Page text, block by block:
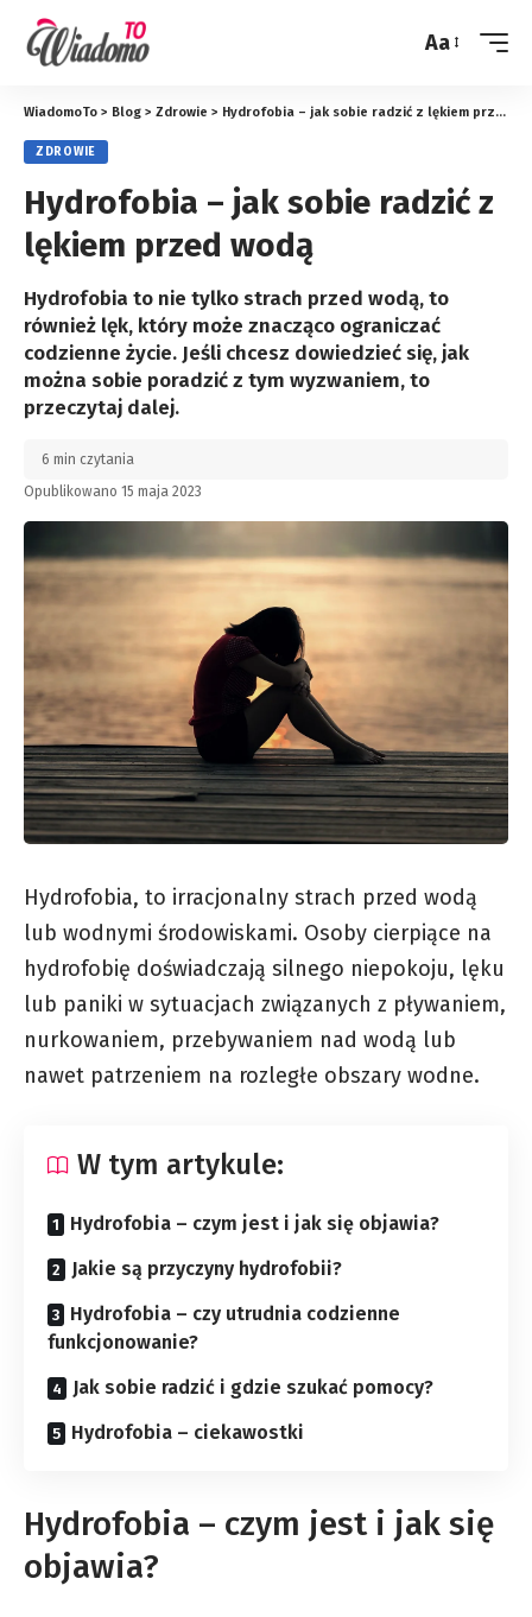
Zmień
Aa
WiadomoTo > Blog > Zdrowie > Hydrofobia – jak sobie radzić z lękiem przed wodą
ZDROWIE
Hydrofobia – jak sobie radzić z
lękiem przed wodą
Hydrofobia to nie tylko strach przed wodą, to
również lęk, który może znacząco ograniczać
codzienne życie. Jeśli chcesz dowiedzieć się, jak
można sobie poradzić z tym wyzwaniem, to
przeczytaj dalej.
Opublikowano 15 maja 2023
6 min czytania
Hydrofobia, to irracjonalny strach przed wodą
lub wodnymi środowiskami. Osoby cierpiące na
hydrofobię doświadczają silnego niepokoju, lęku
lub paniki w sytuacjach związanych z pływaniem,
nurkowaniem, przebywaniem nad wodą lub
nawet patrzeniem na rozległe obszary wodne.
W tym artykule:
Hydrofobia – czym jest i jak się objawia?
Jakie są przyczyny hydrofobii?
Hydrofobia – czy utrudnia codzienne
funkcjonowanie?
Jak sobie radzić i gdzie szukać pomocy?
Hydrofobia – ciekawostki
Hydrofobia – czym jest i jak się
objawia?